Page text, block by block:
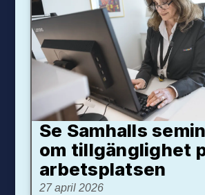
Se Samhalls
om tillgänglighet
arbetsplatsen
27 april 2026